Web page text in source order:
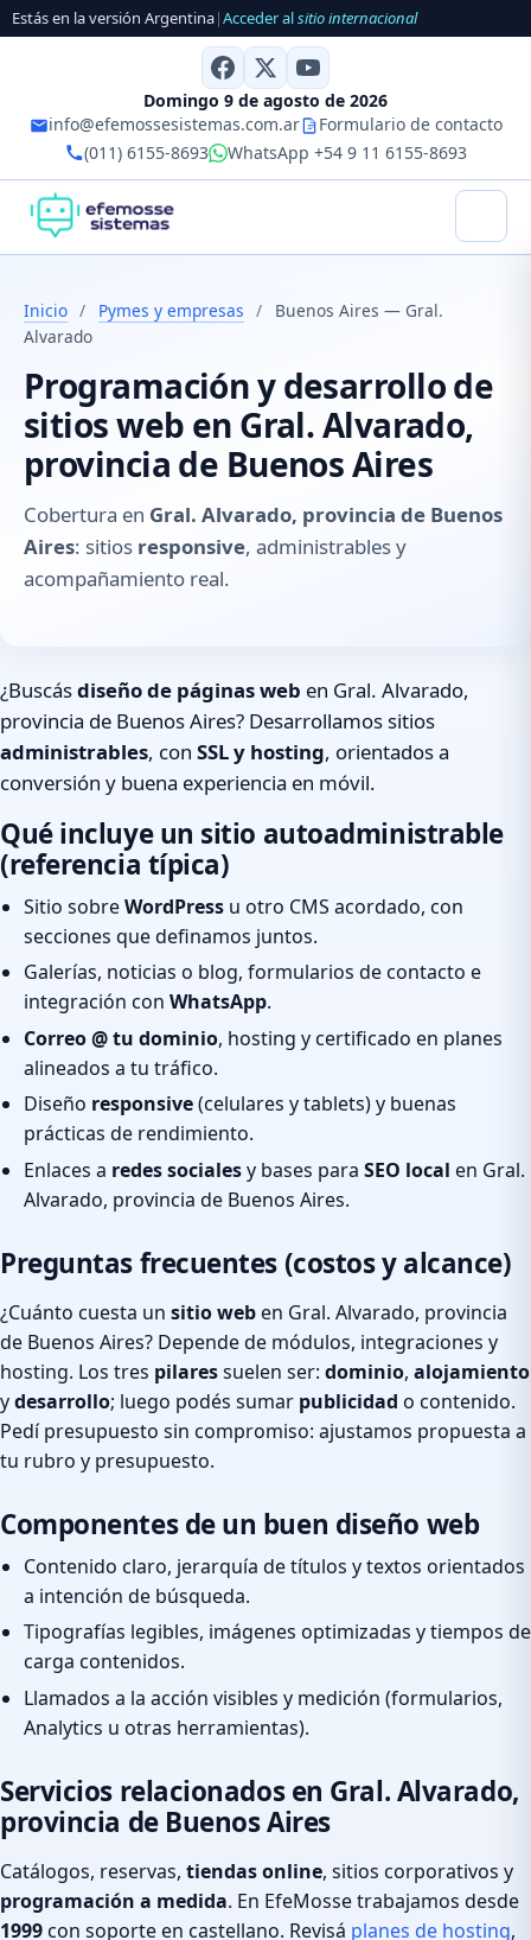
Estás en la versión Argentina|Acceder alsitio internacional
Domingo 9 de agosto de 2026
info@efemossesistemas.com.ar
Formulario de contacto
(011) 6155-8693
WhatsApp +54 9 11 6155-8693
Inicio / Pymes y empresas /
Buenos Aires — Gral.
Alvarado
Programación y desarrollo de
sitios web en Gral. Alvarado,
provincia de Buenos Aires
Cobertura en Gral. Alvarado, provincia de Buenos
Aires: sitios responsive, administrables y
acompañamiento real.
¿Buscásdiseño de páginas web en Gral. Alvarado,
provincia de Buenos Aires? Desarrollamos sitios
administrables, con SSL y hosting, orientados a
conversión y buena experiencia en móvil.
Qué incluye un sitio autoadministrable
(referencia típica)
Sitio sobreWordPress u otro CMS acordado, con
secciones que definamos juntos.
Galerías, noticias o blog, formularios de contacto e
integración con WhatsApp.
Correo @ tu dominio, hosting y certificado en planes
alineados a tu tráfico.
Diseño responsive(celulares y tablets) y buenas
prácticas de rendimiento.
Enlaces a redes socialesy bases para SEO local en Gral.
Alvarado, provincia de Buenos Aires.
Preguntas frecuentes (costos y alcance)
¿Cuánto cuesta un sitio weben Gral. Alvarado, provincia
de Buenos Aires? Depende de módulos, integraciones y
hosting. Los tres pilaressuelen ser: dominio, alojamiento
ydesarrollo; luego podés sumar publicidad o contenido.
Pedí presupuesto sin compromiso: ajustamos propuesta a
tu rubro y presupuesto.
Componentes de un buen diseño web
Contenido claro, jerarquía de títulos y textos orientados
a intención de búsqueda.
Tipografías legibles, imágenes optimizadas y tiempos de
carga contenidos.
Llamados a la acción visibles y medición (formularios,
Analytics u otras herramientas).
Servicios relacionados en Gral. Alvarado,
provincia de Buenos Aires
Catálogos, reservas, tiendas online, sitios corporativos y
programación a medida. En EfeMosse trabajamos desde
1999con soporte en castellano. Revisá planes de hosting,